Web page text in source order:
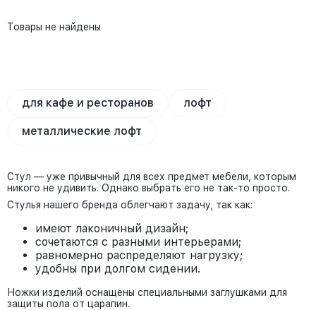
Товары не найдены
для кафе и ресторанов лофт
металлические лофт
Стул — уже привычный для всех предмет мебели, которым
никого не удивить. Однако выбрать его не так-то просто.
Стулья нашего бренда облегчают задачу, так как:
имеют лаконичный дизайн;
сочетаются с разными интерьерами;
равномерно распределяют нагрузку;
удобны при долгом сидении.
Ножки изделий оснащены специальными заглушками для
защиты пола от царапин.